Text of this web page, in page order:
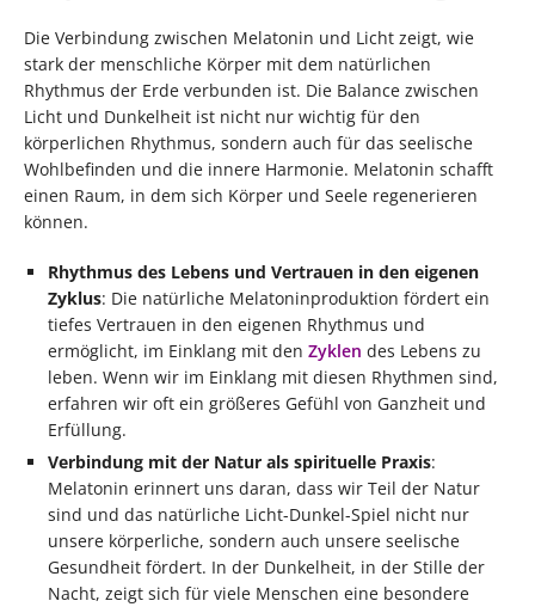
Die Verbindung zwischen Melatonin und Licht zeigt, wie
stark der menschliche Körper mit dem natürlichen
Rhythmus der Erde verbunden ist. Die Balance zwischen
Licht und Dunkelheit ist nicht nur wichtig für den
körperlichen Rhythmus, sondern auch für das seelische
Wohlbefinden und die innere Harmonie. Melatonin schafft
einen Raum, in dem sich Körper und Seele regenerieren
können.
Rhythmus des Lebens und Vertrauen in den eigenen
Zyklus: Die natürliche Melatoninproduktion fördert ein
tiefes Vertrauen in den eigenen Rhythmus und
ermöglicht, im Einklang mit den Zyklen des Lebens zu
leben. Wenn wir im Einklang mit diesen Rhythmen sind,
erfahren wir oft ein größeres Gefühl von Ganzheit und
Erfüllung.
Verbindung mit der Natur als spirituelle Praxis:
Melatonin erinnert uns daran, dass wir Teil der Natur
sind und das natürliche Licht-Dunkel-Spiel nicht nur
unsere körperliche, sondern auch unsere seelische
Gesundheit fördert. In der Dunkelheit, in der Stille der
Nacht, zeigt sich für viele Menschen eine besondere